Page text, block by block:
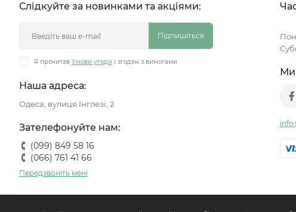
Слідкуйте за новинками та акціями:
Підпишіться
Я прочитав Умови угоди і згоден з вимогами
Наша адреса:
Одеса, вулиця Інглезі, 2
Зателефонуйте нам:
(099) 849 58 16
(066) 761 41 66
Передзвоніть мені
Ми